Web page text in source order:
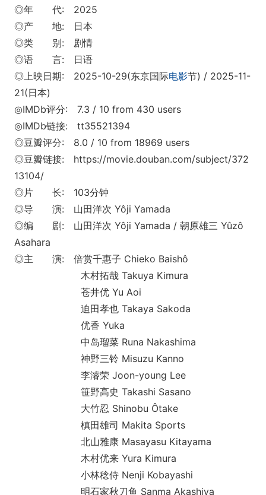
◎年 代: 2025
◎产 地: 日本
◎类 别: 剧情
◎语 言: 日语
◎上映日期: 2025-10-29(东京国际电影节) / 2025-11-
21(日本)
◎IMDb评分: 7.3 / 10 from 430 users
◎IMDb链接: tt35521394
◎豆瓣评分: 8.0 / 10 from 18969 users
◎豆瓣链接: https://movie.douban.com/subject/372
13104/
◎片 长: 103分钟
◎导 演: 山田洋次 Yôji Yamada
◎编 剧: 山田洋次 Yôji Yamada / 朝原雄三 Yûzô
Asahara
◎主 演: 倍赏千惠子 Chieko Baishô
木村拓哉 Takuya Kimura
苍井优 Yu Aoi
迫田孝也 Takaya Sakoda
优香 Yuka
中岛瑠菜 Runa Nakashima
神野三铃 Misuzu Kanno
李濬荣 Joon-young Lee
笹野高史 Takashi Sasano
大竹忍 Shinobu Ôtake
槙田雄司 Makita Sports
北山雅康 Masayasu Kitayama
木村优来 Yura Kimura
小林稔侍 Nenji Kobayashi
明石家秋刀鱼 Sanma Akashiya